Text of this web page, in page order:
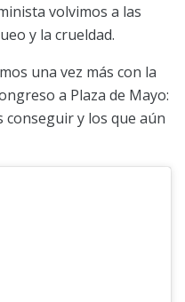
volvimos a las
y la crueldad.
una vez más con la
a Plaza de Mayo:
conseguir y los que aún